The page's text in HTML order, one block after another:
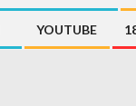
YOUTUBE